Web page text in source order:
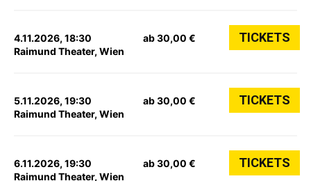
4.11.2026, 18:30
Raimund Theater, Wien
ab 30,00 € TICKETS
5.11.2026, 19:30
Raimund Theater, Wien
ab 30,00 € TICKETS
6.11.2026, 19:30
Raimund Theater, Wien
ab 30,00 € TICKETS